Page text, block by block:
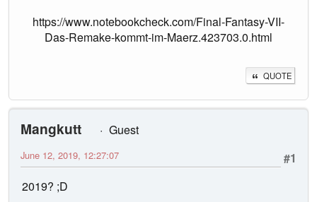
https://www.notebookcheck.com/Final-Fantasy-VII-
Das-Remake-kommt-im-Maerz.423703.0.html
QUOTE
Mangkutt
Guest
#1
June 12, 2019, 12:27:07
2019? ;D